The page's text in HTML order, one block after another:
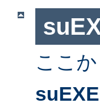
ここ